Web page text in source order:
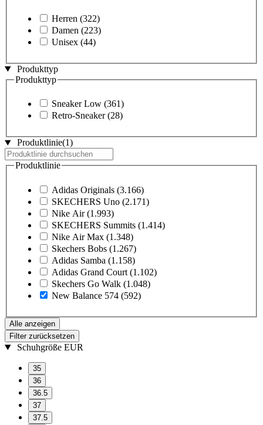
Herren (322)
Damen (223)
Unisex (44)
Produkttyp
Produkttyp
Sneaker Low (361)
Retro-Sneaker (28)
Produktlinie(1)
Produktlinie
Adidas Originals (3.166)
SKECHERS Uno (2.171)
Nike Air (1.993)
SKECHERS Summits (1.414)
Nike Air Max (1.348)
Skechers Bobs (1.267)
Adidas Samba (1.158)
Adidas Grand Court (1.102)
Skechers Go Walk (1.048)
New Balance 574 (592)
Alle anzeigen
Filter zurücksetzen
Schuhgröße EUR
35
36
36.5
37
37.5